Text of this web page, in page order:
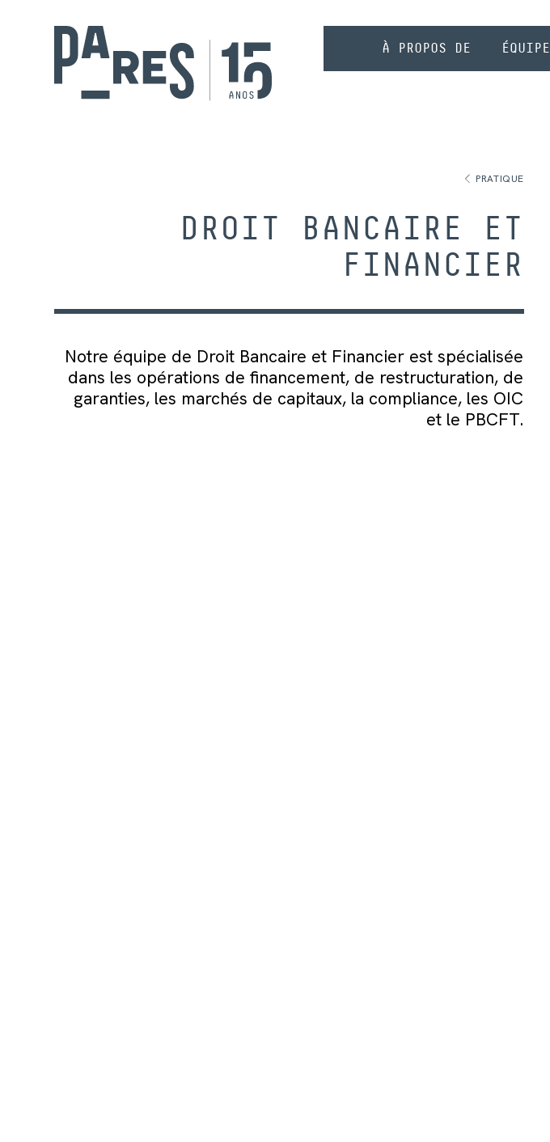
À PROPOS DE ÉQUIPE
PRATIQUE
DROIT BANCAIRE ET
FINANCIER
Notre équipe de Droit Bancaire et Financier est spécialisée
dans les opérations de financement, de restructuration, de
garanties, les marchés de capitaux, la compliance, les OIC
et le PBCFT.